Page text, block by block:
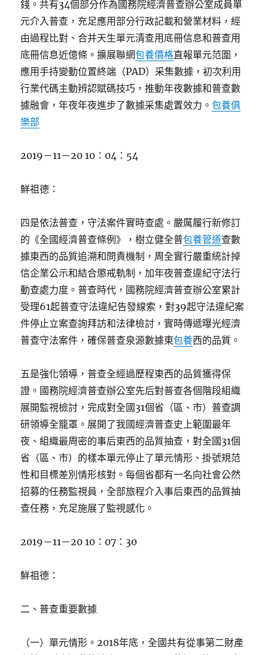
錢。共有34個部分作為國務院經濟普查辦公室成員單
元介入普查，充足應用部分行政記載和營業材料，經
由過程比對、合并天生單元清查用底冊信息和普查用
底冊信息近億條。擴展聯網包養價格直報單元范圍，
應用手持變動位置終端（PAD）采集數據，初次利用
行業代碼主動辨認賦碼技巧，推動年夜數據和普查數
據融會，年夜年夜進步了數據采集處置效力。包養俱
樂部
2019－11－20 10：04：54
鮮祖德：
四是依法普查，守法案件實時查處。嚴厲履行新修訂
的《全國經濟普查條例》，樹立健全普包養管道查數
據東西的品質追溯和問責機制，周全實行嚴重統計掉
信企業公示和結合懲戒軌制，加年夜普查違紀守法行
動查處力度。普查時代，國務院經濟普查辦公室累計
受理61起普查守法違紀告發線索，對39起守法違紀案
件停止立案查詢拜訪和法律檢討，實時傳遞曝光經濟
普查守法案件，確保普查泉源數據東包養西的品質。
五是強化領導，普查全經過歷程東西的品質獲得保
證。國務院經濟普查辦公室先后對普查各個階段組織
展開監視檢討，完成對全國31個省（區、市）普查調
研領導全籠罩。展開了我國經濟普查史上範圍最年
夜、組織最周密的事后東西的品質抽查，對全國31個
省（區、市）的樣本單元停止了單元情形、掛號規范
性和目標差別情形核對。每個省都有一名向社會公然
招募的任務監視員，全部旅程介入事后東西的品質抽
查任務，充足施展了監視感化。
2019－11－20 10：07：30
鮮祖德：
二、普查重要數據
（一）單元情形。2018年底，全國共有從事第二財產